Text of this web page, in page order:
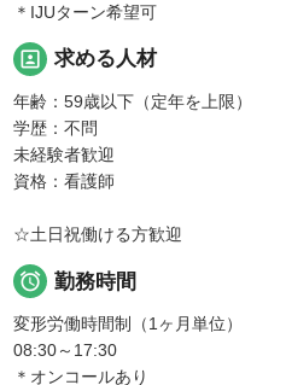
＊IJUターン希望可
portrait 求める人材
年齢：59歳以下（定年を上限）
学歴：不問
未経験者歓迎
資格：看護師
☆土日祝働ける方歓迎
 勤務時間
変形労働時間制（1ヶ月単位）
08:30～17:30
＊オンコールあり